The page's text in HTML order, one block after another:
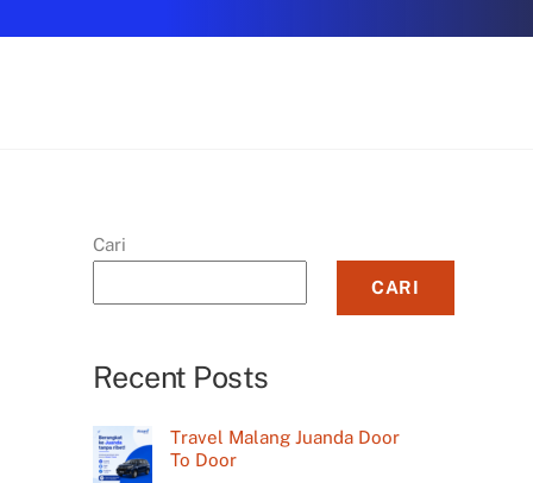
Cari
CARI
Recent Posts
Travel Malang Juanda Door
To Door